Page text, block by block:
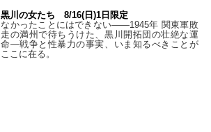
黒川の女たち 8/16(日)1日限定
なかったことにはできない——1945年 関東軍敗
走の満州で待ちうけた、黒川開拓団の壮絶な運
命―戦争と性暴力の事実、いま知るべきことが
ここに在る。